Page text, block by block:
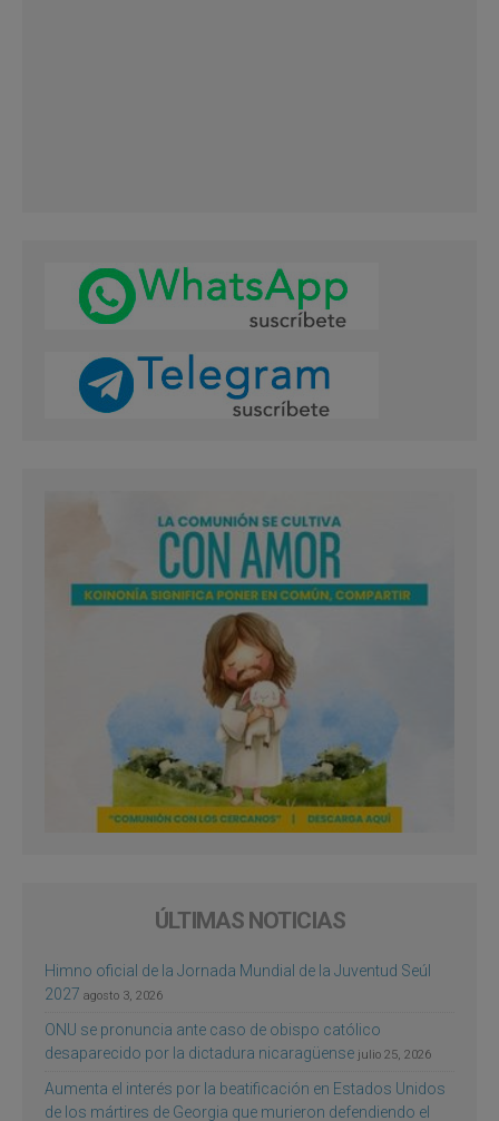
ÚLTIMAS NOTICIAS
Himno oficial de la Jornada Mundial de la Juventud Seúl
2027 agosto 3, 2026
ONU se pronuncia ante caso de obispo católico
desaparecido por la dictadura nicaragüense julio 25, 2026
Aumenta el interés por la beatificación en Estados Unidos
de los mártires de Georgia que murieron defendiendo el